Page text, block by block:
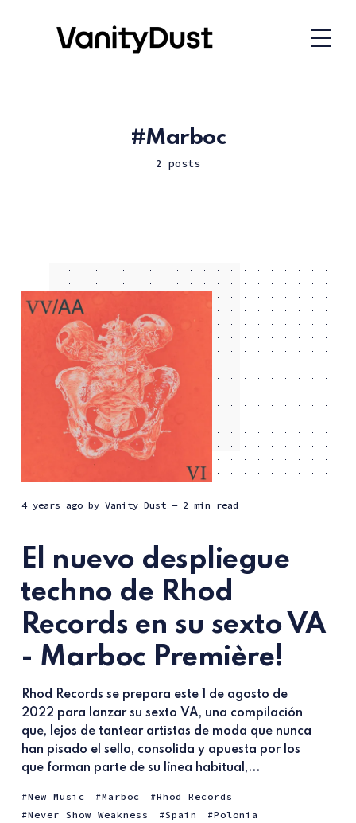
Marboc
2 posts
4 years agoby Vanity Dust — 2 min read
El nuevo despliegue
techno de Rhod
Records en su sexto VA
- Marboc Première!
Rhod Records se prepara este 1 de agosto de
2022 para lanzar su sexto VA, una compilación
que, lejos de tantear artistas de moda que nunca
han pisado el sello, consolida y apuesta por los
que forman parte de su línea habitual,...
New Music Marboc
Rhod Records
Never Show Weakness
Spain Polonia